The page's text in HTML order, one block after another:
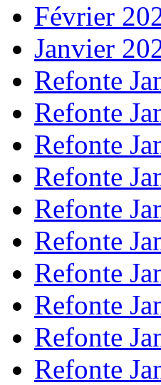
Février
Janvier
Refonte
Refonte
Refonte
Refonte
Refonte
Refonte
Refonte
Refonte
Refonte
Refonte